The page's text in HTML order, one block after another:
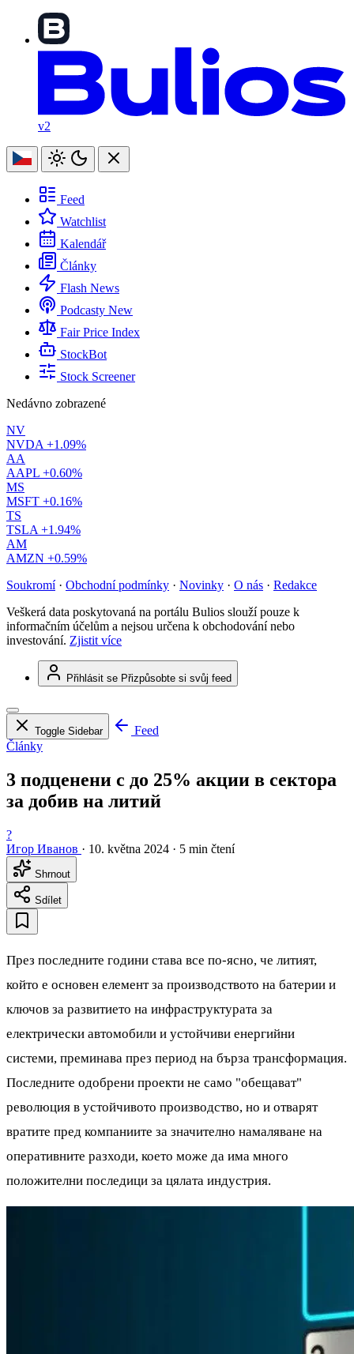
v2
Feed
Watchlist
Kalendář
Články
Flash News
Podcasty New
Fair Price Index
StockBot
Stock Screener
Nedávno zobrazené
NV
NVDA +1.09%
AA
AAPL +0.60%
MS
MSFT +0.16%
TS
TSLA +1.94%
AM
AMZN +0.59%
Soukromí · Obchodní podmínky · Novinky · O nás · Redakce
Veškerá data poskytovaná na portálu Bulios slouží pouze k
informačním účelům a nejsou určena k obchodování nebo
investování. Zjistit více
Přihlásit se Přizpůsobte si svůj feed
Toggle Sidebar
Feed
Články
3 подценени с до 25% акции в сектора
за добив на литий
?
Игор Иванов · 10. května 2024 · 5 min čtení
Shrnout
Sdílet
През последните години става все по-ясно, че литият,
който е основен елемент за производството на батерии и
ключов за развитието на инфраструктурата за
електрически автомобили и устойчиви енергийни
системи, преминава през период на бърза трансформация.
Последните одобрени проекти не само "обещават"
революция в устойчивото производство, но и отварят
вратите пред компаниите за значително намаляване на
оперативните разходи, което може да има много
положителни последици за цялата индустрия.